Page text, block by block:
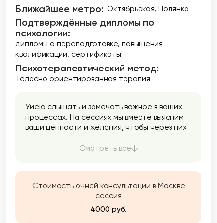
Ближайшее метро: Октябрьская, Полянка
Подтверждённые дипломы по
психологии:
дипломы о переподготовке повышения
квалификации сертификаты
Психотерапевтический метод:
Телесно ориентированная терапия
Умею слышать и замечать важное в ваших
процессах. На сессиях мы вместе выясним
ваши ценности и желания, чтобы через них
расширению границ и возможностей.
научил меня доверять клиенту как главному
эксперту в своей жизни.
Смотреть все
Стоимость очной консультации в Москве
сессия
4000 руб.